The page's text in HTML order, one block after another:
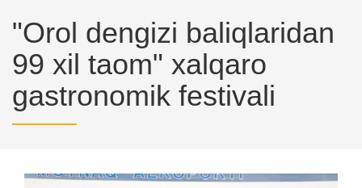
"Orol dengizi baliqlaridan
99 xil taom" xalqaro
gastronomik festivali